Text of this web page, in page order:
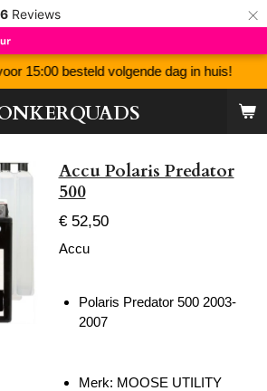
Reviews ×
15:00 besteld volgende dag in huis!
Accu Polaris Predator
500
€ 52,50
Accu
Polaris Predator 500 2003-
2007
Merk: MOOSE UTILITY